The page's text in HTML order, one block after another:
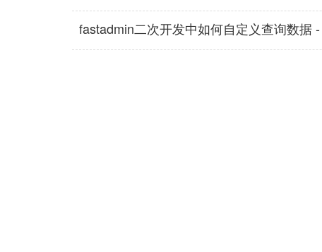
fastadmin二次开发中如何自定义查询数据